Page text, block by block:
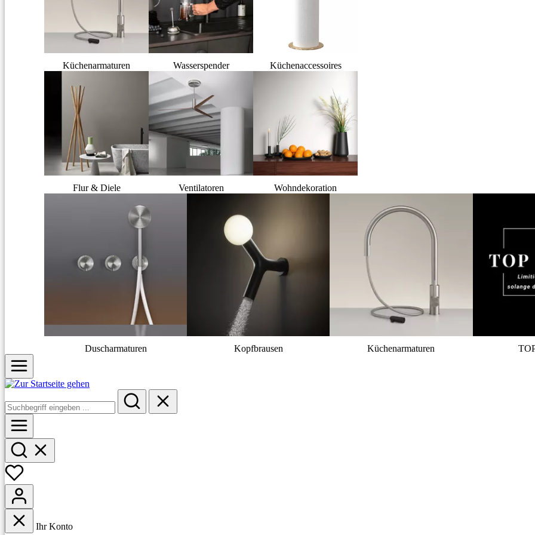
Küchenarmaturen Wasserspender Küchenaccessoires
Flur & Diele Ventilatoren Wohndekoration
Duscharmaturen Kopfbrausen Küchenarmaturen
Ihr Konto